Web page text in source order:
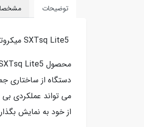
توضیحات
از خود به نمایش